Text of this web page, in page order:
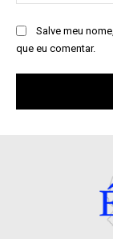
Salve meu
que eu comentar.